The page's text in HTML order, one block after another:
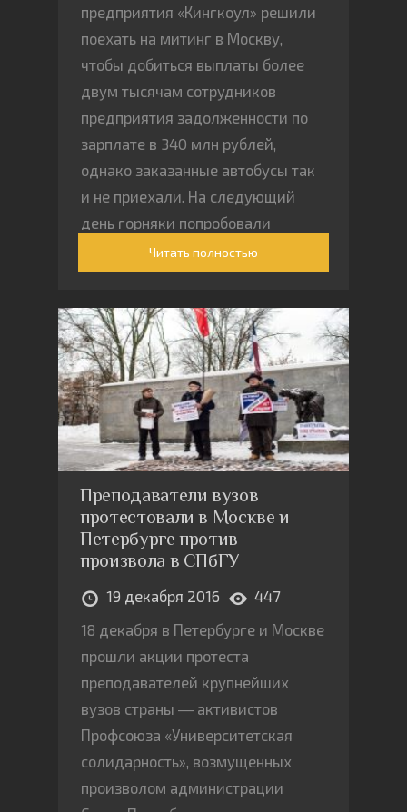
предприятия «Кингкоул» решили
поехать на митинг в Москву,
чтобы добиться выплаты более
двум тысячам сотрудников
предприятия задолженности по
зарплате в 340 млн рублей,
однако заказанные автобусы так
и не приехали. На следующий
день горняки попробовали
добраться до Москвы на
автобусах из соседних городов,
запретили продажу билетов по
всей области
Читать полностью
Преподаватели вузов
протестовали в Москве и
Петербурге против
произвола в СПбГУ
19 декабря 2016
447
18 декабря в Петербурге и Москве
прошли акции протеста
преподавателей крупнейших
вузов страны ― активистов
Профсоюза «Университетская
солидарность», возмущенных
произволом администрации